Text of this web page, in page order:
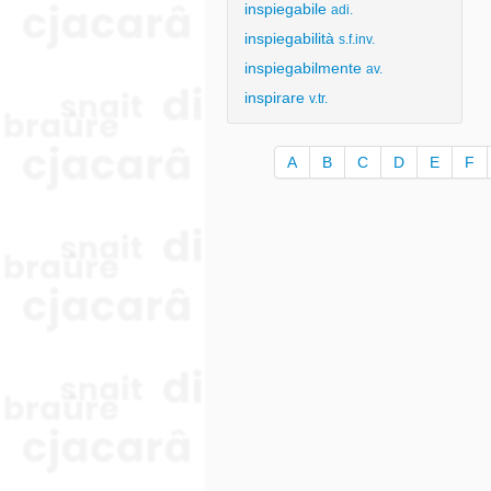
inspiegabile adi.
inspiegabilità s.f.inv.
inspiegabilmente av.
inspirare v.tr.
A B C D E F